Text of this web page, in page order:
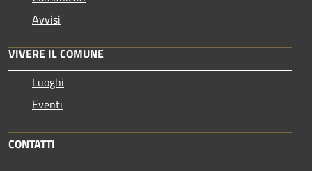
Avvisi
VIVERE IL COMUNE
Luoghi
Eventi
CONTATTI